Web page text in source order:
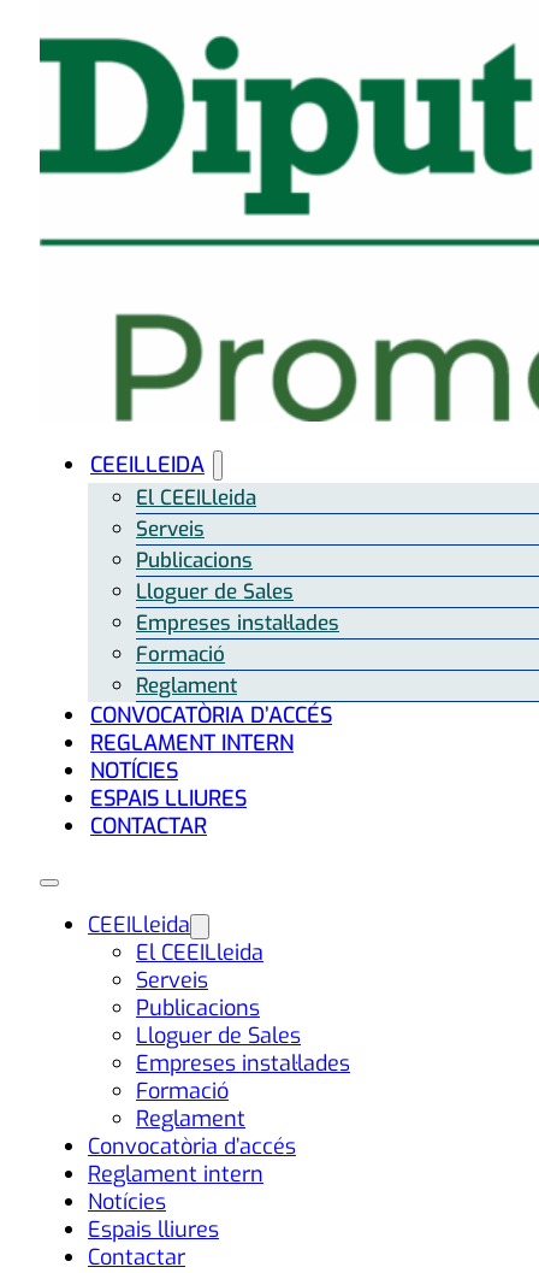
CEEILLEIDA
El CEEILleida
Serveis
Publicacions
Lloguer de Sales
Empreses instal·lades
Formació
Reglament
CONVOCATÒRIA D’ACCÉS
REGLAMENT INTERN
NOTÍCIES
ESPAIS LLIURES
CONTACTAR
CEEILleida
El CEEILleida
Serveis
Publicacions
Lloguer de Sales
Empreses instal·lades
Formació
Reglament
Convocatòria d’accés
Reglament intern
Notícies
Espais lliures
Contactar